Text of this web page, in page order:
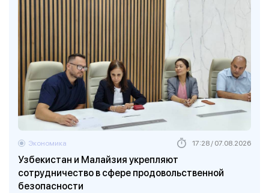
Узбекистан и Малайзия укрепляют
сотрудничество в сфере продовольственной
безопасности
Экономика 17:28 / 07.08.2026